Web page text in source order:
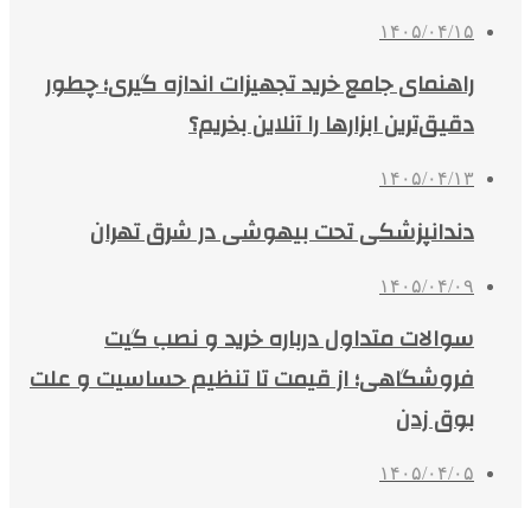
۱۴۰۵/۰۴/۱۵
راهنمای جامع خرید تجهیزات اندازه گیری؛ چطور
دقیق‌ترین ابزارها را آنلاین بخریم؟
۱۴۰۵/۰۴/۱۳
دندانپزشکی تحت بیهوشی در شرق تهران
۱۴۰۵/۰۴/۰۹
سوالات متداول درباره خرید و نصب گیت
فروشگاهی؛ از قیمت تا تنظیم حساسیت و علت
بوق زدن
۱۴۰۵/۰۴/۰۵